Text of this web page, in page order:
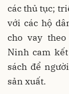
các thủ tục;
với các hộ
cho vay
Ninh cam
sách để
sản xuất.